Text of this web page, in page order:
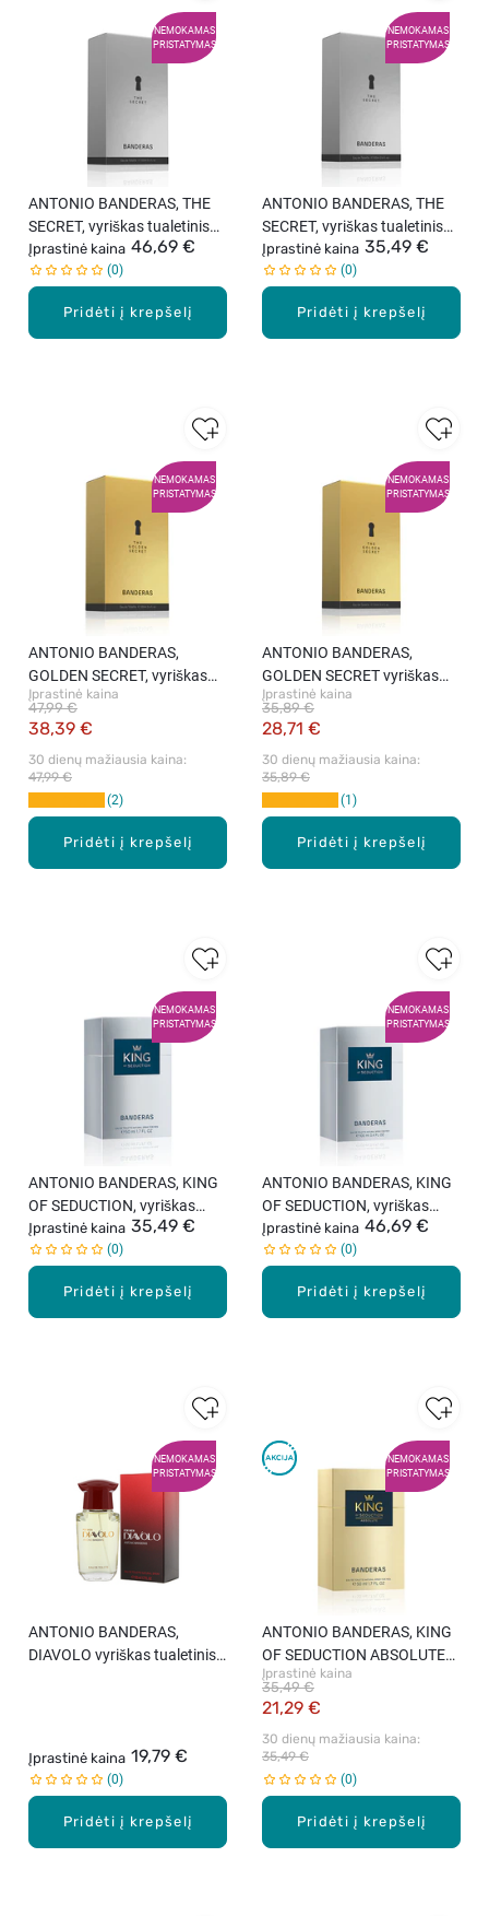
NEMOKAMAS
PRISTATYMAS
Pridėti į krepšelį
ANTONIO BANDERAS, THE
SECRET, vyriškas tualetinis
vanduo, 100 ml
Įprastinė kaina 46,69 €
0
NEMOKAMAS
PRISTATYMAS
Pridėti į krepšelį
ANTONIO BANDERAS, THE
SECRET, vyriškas tualetinis
vanduo, 50 ml
Įprastinė kaina 35,49 €
0
NEMOKAMAS
PRISTATYMAS
Pridėti į krepšelį
ANTONIO BANDERAS,
GOLDEN SECRET, vyriškas
tualetinis vanduo, 100 ml
Įprastinė kaina
38,39 €
47,99 €
30 dienų mažiausia kaina:
47,99 €
2
NEMOKAMAS
PRISTATYMAS
Pridėti į krepšelį
ANTONIO BANDERAS,
GOLDEN SECRET vyriškas
tualetinis vanduo, 50 ml
Įprastinė kaina
28,71 €
35,89 €
30 dienų mažiausia kaina:
35,89 €
1
NEMOKAMAS
PRISTATYMAS
Pridėti į krepšelį
ANTONIO BANDERAS, KING
OF SEDUCTION, vyriškas
tualetinis vanduo, 50 ml
Įprastinė kaina 35,49 €
0
NEMOKAMAS
PRISTATYMAS
Pridėti į krepšelį
ANTONIO BANDERAS, KING
OF SEDUCTION, vyriškas
tualetinis vanduo, 100 ml
Įprastinė kaina 46,69 €
0
NEMOKAMAS
PRISTATYMAS
Pridėti į krepšelį
ANTONIO BANDERAS,
DIAVOLO vyriškas tualetinis
Įprastinė kaina 19,79 €
0
NEMOKAMAS
PRISTATYMAS
Pridėti į krepšelį
ANTONIO BANDERAS, KING
OF SEDUCTION ABSOLUTE
vyriškas tualetinis vanduo,
50 ml
Įprastinė kaina
21,29 €
35,49 €
30 dienų mažiausia kaina:
35,49 €
0